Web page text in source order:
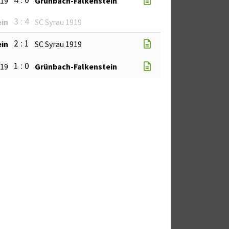
3 : 4 SC Syrau 1919
2 : 1 SC Syrau 1919
1 : 0 Grünbach-Falkenstein